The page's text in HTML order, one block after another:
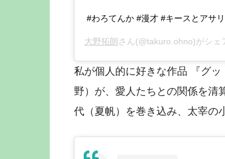
#わろてんか #漫才 #キースとアサ
大野拓朗さん(@takuro.ohno)がシェ
私が個人的に好きな作品 『グ
野）が、愛人たちとの関係を清
代（夏帆）を巻き込み、太宰の